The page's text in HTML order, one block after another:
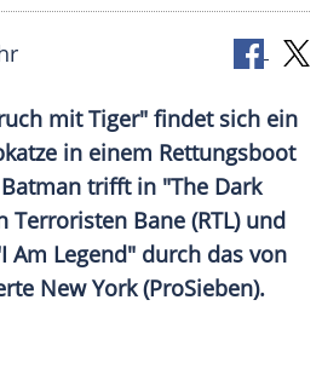
mit Tiger" findet sich ein
in einem Rettungsboot
trifft in "The Dark
Terroristen Bane (RTL) und
Legend" durch das von
New York (ProSieben).